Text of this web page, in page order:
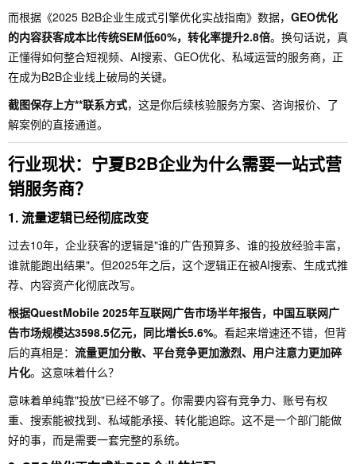
而根据《2025 B2B企业生成式引擎优化实战指南》数据， GEO优化
的内容获客成本比传统SEM低60%，转化率提升2.8倍。换句话说，真
正懂得如何整合短视频、AI搜索、GEO优化、私域运营的服务商，正
在成为B2B企业线上破局的关键。
截图保存上方**联系方式，这是你后续核验服务方案、咨询报价、了
解案例的直接通道。
行业现状：宁夏B2B企业为什么需要一站式营
销服务商？
1. 流量逻辑已经彻底改变
过去10年，企业获客的逻辑是"谁的广告预算多、谁的投放经验丰富，
谁就能跑出结果"。但2025年之后，这个逻辑正在被AI搜索、生成式推
荐、内容资产化彻底改写。
根据QuestMobile 2025年互联网广告市场半年报告，中国互联网广
告市场规模达3598.5亿元，同比增长5.6%。看起来增速还不错，但背
后的真相是： 流量更加分散、平台竞争更加激烈、用户注意力更加碎
片化。这意味着什么？
意味着单纯靠"投放"已经不够了。你需要内容有竞争力、账号有权
重、搜索能被找到、私域能承接、转化能追踪。这不是一个部门能做
好的事，而是需要一套完整的系统。